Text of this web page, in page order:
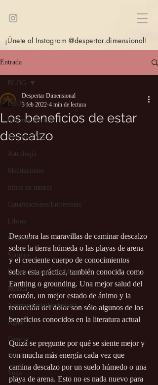
¡Únete al Instagram @despertar.dimensional!
Entrada
BLOG
Información útil
Eventos/Cursos
Astrología
Meditaciones
Sitios de interés
Canalizaciones/Entrevistas
Libros
Cristales
Stargate
Divino Femenino y Masc.
Música
Aromaterapia/Herbolaria
Agua
Ciencia
Salud
Yoga
BLOG
Los beneficios de estar
descalzo
Despertar Dimensional
3 feb 2022 4 min de lectura
Descubra las maravillas de caminar descalzo
sobre la tierra húmeda o las playas de arena
y el creciente cuerpo de conocimientos
sobre esta práctica, también conocida como
Earthing o grounding. Una mejor salud del
corazón, un mejor estado de ánimo y la
reducción del dolor son sólo algunos de los
beneficios conocidos en la literatura actual
Quizá se pregunte por qué se siente mejor y
con mucha más energía cada vez que
camina descalzo por un suelo húmedo o una
playa de arena. Esto no es nada nuevo para